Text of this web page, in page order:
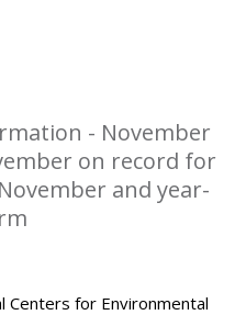
- November
on record for
and year-
Centers for Environmental